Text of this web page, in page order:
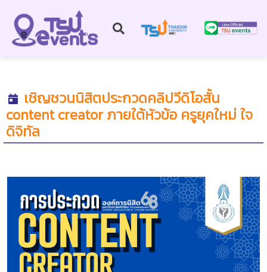
เชิญชวนนิสิตประกวดคลิปวีดิโอสั้น
content creator ภายใต้หัวข้อ ครูยุคใหม่ ใจ
ดิจิทัล